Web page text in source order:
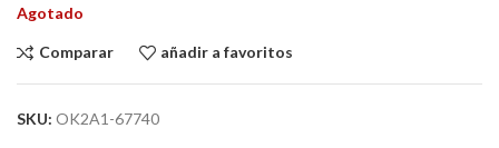
Agotado
Comparar añadir a favoritos
SKU: OK2A1-67740